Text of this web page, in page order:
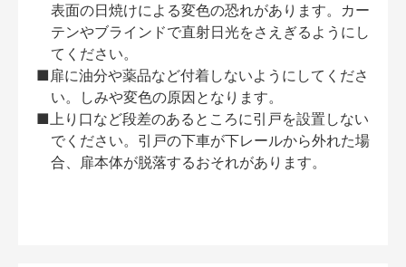
表面の日焼けによる変色の恐れがあります。カー
テンやブラインドで直射日光をさえぎるようにし
てください。
■扉に油分や薬品など付着しないようにしてくださ
い。しみや変色の原因となります。
■上り口など段差のあるところに引戸を設置しない
でください。引戸の下車が下レールから外れた場
合、扉本体が脱落するおそれがあります。